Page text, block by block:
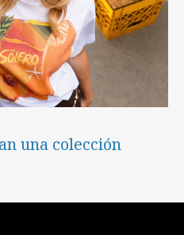
una colección